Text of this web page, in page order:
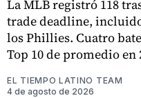
La MLB registró 118
trade deadline,
los Phillies. Cuatro
Top 10 de promedio en
EL TIEMPO LATINO TEAM
4 de agosto de 2026